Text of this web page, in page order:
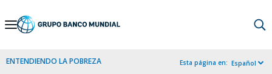
Skip
Navigation
ENTENDIENDO LA POBREZA Esta página en: Español